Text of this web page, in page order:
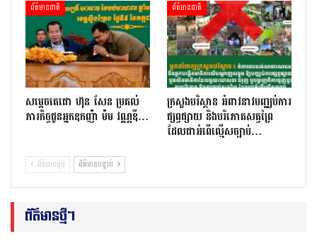
ព័ត៌មានជាតិ
សម្តេចតេជោ ហ៊ុន សែន ប្រគល់
ភារកិច្ចជូនអ្នកឧកញ៉ា ម៉ម វណ្ណឌី…
ព័ត៌មានជាតិ
ក្រសួងបរិស្ថាន អំពាវនាវបញ្ឈប់ការ
ផ្សព្វផ្សាយ និងបរិភោគសត្វព្រៃ
ដែលជាអំពើល្មើសច្បាប់…
ព័ត៌មានមុន ព័ត៌មានបន្ទាប់
ព័ត៌មានថ្មីៗ